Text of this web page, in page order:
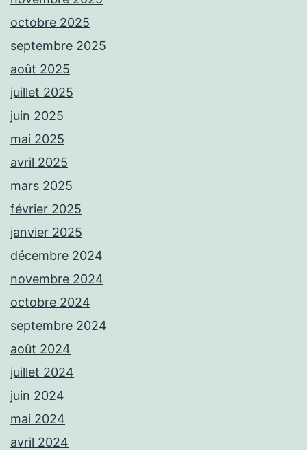
octobre 2025
septembre 2025
août 2025
juillet 2025
juin 2025
mai 2025
avril 2025
mars 2025
février 2025
janvier 2025
décembre 2024
novembre 2024
octobre 2024
septembre 2024
août 2024
juillet 2024
juin 2024
mai 2024
avril 2024